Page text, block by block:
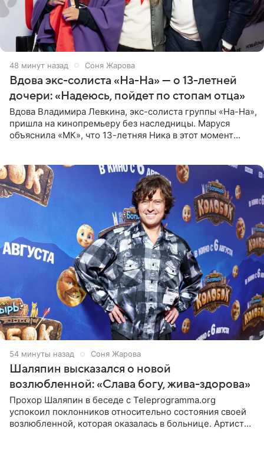
48 минут назад Соня Жарова
Вдова экс-солиста «На-На» — о 13-летней
дочери: «Надеюсь, пойдет по стопам отца»
Вдова Владимира Левкина, экс-солиста группы «На-На»,
пришла на кинопремьеру без наследницы. Маруся
объяснила «МК», что 13-летняя Ника в этот момент
54 минуты назад Соня Жарова
Шаляпин высказался о новой
возлюбленной: «Слава богу, жива-здорова»
Прохор Шаляпин в беседе с Teleprogramma.org
успокоил поклонников относительно состояния своей
возлюбленной, которая оказалась в больнице. Артист